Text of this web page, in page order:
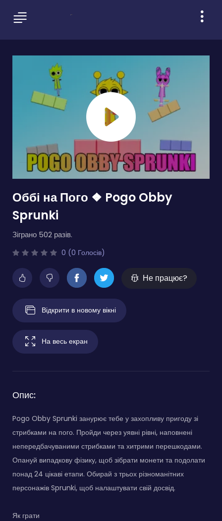
Оббі на Пого ❖ Pogo Obby
Sprunki
Зіграно 502 разів.
0 (0 Голосів)
Не працює?
Відкрити в новому вікні
На весь екран
Опис:
Pogo Obby Sprunki занурює тебе у захопливу пригоду зі
стрибками на пого. Пройди через уявні рівні, наповнені
непередбачуваними стрибками та хитрими перешкодами.
Опануй випадкову фізику, щоб зібрати монети та подолати
понад 24 цікаві етапи. Обирай з трьох різноманітних
персонажів Sprunki, щоб налаштувати свій досвід.
Як грати